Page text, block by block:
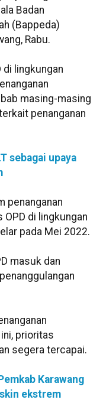
Badan
(Bappeda)
Rabu.
di lingkungan
masing-masing
penanganan
sebagai upaya
penanganan
di lingkungan
pada Mei 2022.
masuk dan
prioritas
segera tercapai.
Karawang
ekstrem